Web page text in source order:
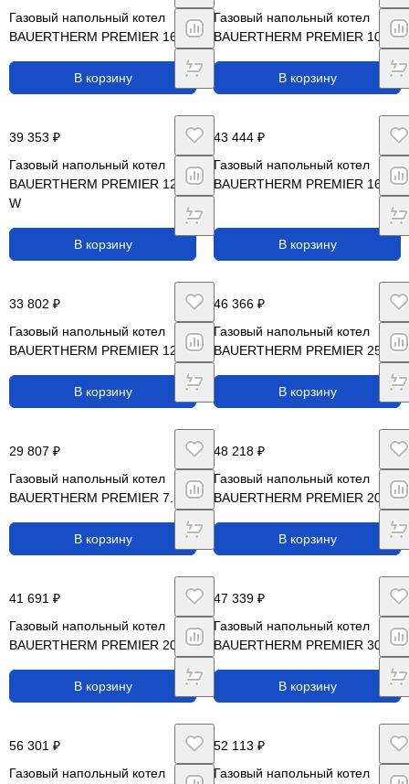
Газовый напольный котел
BAUERTHERM PREMIER 16
В корзину
Газовый напольный котел
BAUERTHERM PREMIER 10
В корзину
39 353 ₽
Газовый напольный котел
BAUERTHERM PREMIER 12,5
W
В корзину
43 444 ₽
Газовый напольный котел
BAUERTHERM PREMIER 16 W
В корзину
33 802 ₽
Газовый напольный котел
BAUERTHERM PREMIER 12,5
В корзину
46 366 ₽
Газовый напольный котел
BAUERTHERM PREMIER 25
В корзину
29 807 ₽
Газовый напольный котел
BAUERTHERM PREMIER 7.5
В корзину
48 218 ₽
Газовый напольный котел
BAUERTHERM PREMIER 20 W
В корзину
41 691 ₽
Газовый напольный котел
BAUERTHERM PREMIER 20
В корзину
47 339 ₽
Газовый напольный котел
BAUERTHERM PREMIER 30
В корзину
56 301 ₽
Газовый напольный котел
52 113 ₽
Газовый напольный котел